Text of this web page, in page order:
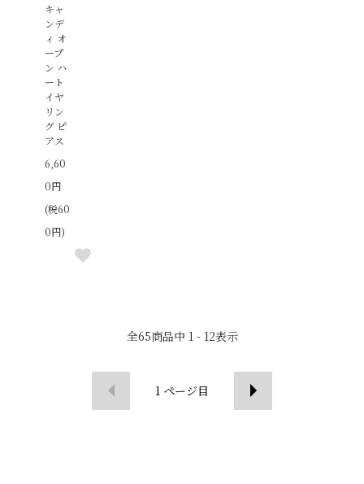
キャ
ンデ
ィ オ
ープ
ン ハ
ート
イヤ
リン
グ ピ
アス
6,60
0円
(税60
0円)
全65商品中 1 - 12表示
1 ページ目